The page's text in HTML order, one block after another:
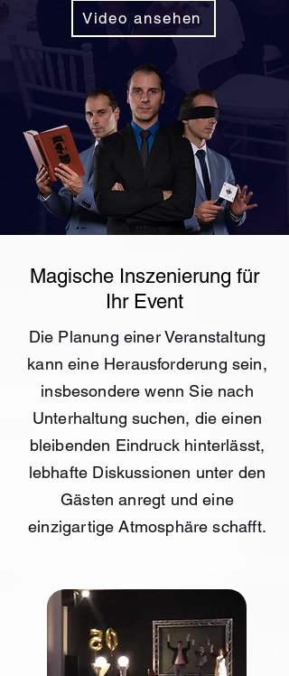
Video ansehen
Magische Inszenierung für
Ihr Event
Die Planung einer Veranstaltung
kann eine Herausforderung sein,
insbesondere wenn Sie nach
Unterhaltung suchen, die einen
bleibenden Eindruck hinterlässt,
lebhafte Diskussionen unter den
Gästen anregt und eine
einzigartige Atmosphäre schafft.